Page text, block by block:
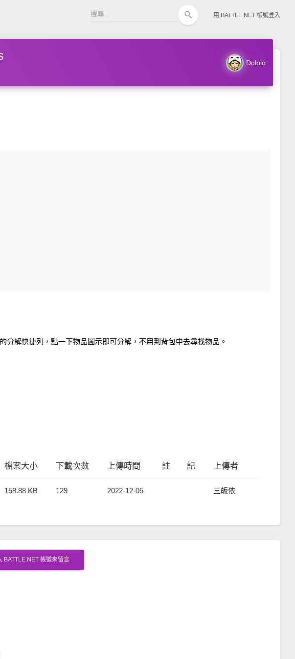
search 用 BATTLE NET 帳號登入
Dololo
解快捷列，點一下物品圖示即可分解，不用到背包中去尋找物品。
檔案大小 下載次數 上傳時間 註 記 上傳者
158.88 KB 129 2022-12-05 三皈依
BATTLE.NET 帳號來留言